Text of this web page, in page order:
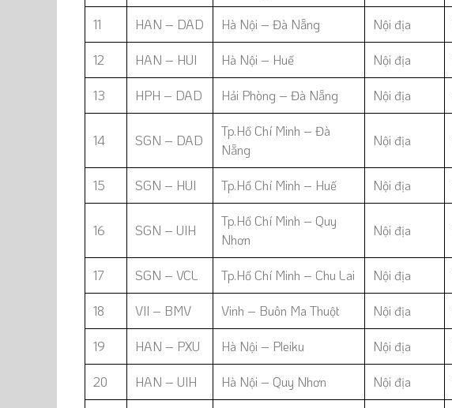
11 HAN – DAD Hà Nội – Đà Nẵng Nội địa
12 HAN – HUI Hà Nội – Huế Nội địa
13 HPH – DAD Hải Phòng – Đà Nẵng Nội địa
14 SGN – DAD
Tp.Hồ Chí Minh – Đà
Nẵng
Nội địa
15 SGN – HUI Tp.Hồ Chí Minh – Huế Nội địa
16 SGN – UIH
Tp.Hồ Chí Minh – Quy
Nhơn
Nội địa
17 SGN – VCL Tp.Hồ Chí Minh – Chu Lai Nội địa
18 VII – BMV Vinh – Buôn Ma Thuột Nội địa
19 HAN – PXU Hà Nội – Pleiku Nội địa
20 HAN – UIH Hà Nội – Quy Nhơn Nội địa